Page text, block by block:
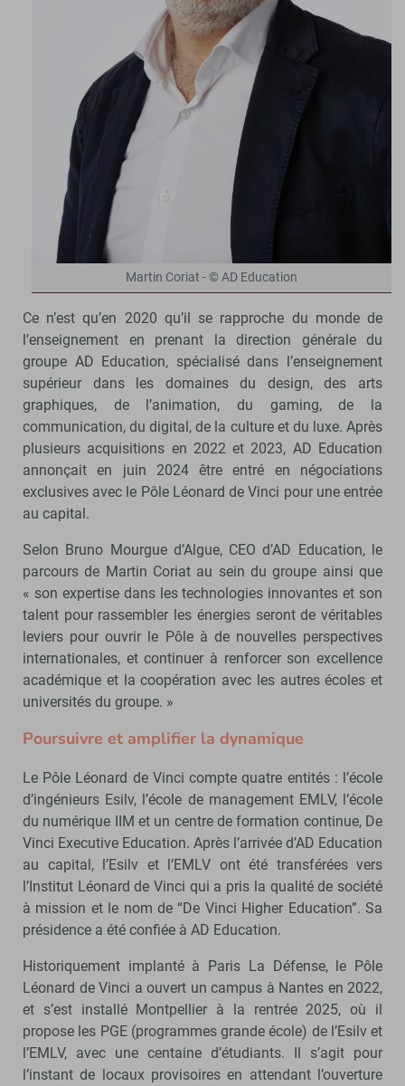
Martin Coriat - © AD Education
Ce n’est qu’en 2020 qu’il se rapproche du monde de
l’enseignement en prenant la direction générale du
groupe AD Education, spécialisé dans l’enseignement
supérieur dans les domaines du design, des arts
graphiques, de l’animation, du gaming, de la
communication, du digital, de la culture et du luxe. Après
plusieurs acquisitions en 2022 et 2023, AD Education
annonçait en juin 2024 être entré en négociations
exclusives avec le Pôle Léonard de Vinci pour une entrée
au capital.
Selon Bruno Mourgue d’Algue, CEO d’AD Education, le
parcours de Martin Coriat au sein du groupe ainsi que
« son expertise dans les technologies innovantes et son
talent pour rassembler les énergies seront de véritables
leviers pour ouvrir le Pôle à de nouvelles perspectives
internationales, et continuer à renforcer son excellence
académique et la coopération avec les autres écoles et
universités du groupe. »
Poursuivre et amplifier la dynamique
Le Pôle Léonard de Vinci compte quatre entités : l’école
d’ingénieurs Esilv, l’école de management EMLV, l’école
du numérique IIM et un centre de formation continue, De
Vinci Executive Education. Après l’arrivée d’AD Education
au capital, l’Esilv et l’EMLV ont été transférées vers
l’Institut Léonard de Vinci qui a pris la qualité de société
à mission et le nom de “De Vinci Higher Education”. Sa
présidence a été confiée à AD Education.
Historiquement implanté à Paris La Défense, le Pôle
Léonard de Vinci a ouvert un campus à Nantes en 2022,
et s’est installé Montpellier à la rentrée 2025, où il
propose les PGE (programmes grande école) de l’Esilv et
l’EMLV, avec une centaine d’étudiants. Il s’agit pour
l’instant de locaux provisoires en attendant l’ouverture